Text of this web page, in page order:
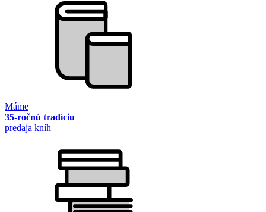
Máme
35-ročnú tradíciu
predaja kníh